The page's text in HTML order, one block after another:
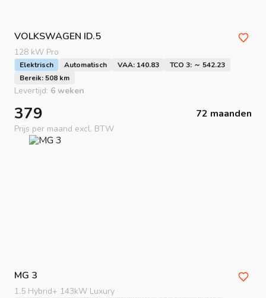
VOLKSWAGEN ID.5
128 kW Pro
Elektrisch Automatisch VAA: 140.83
TCO 3: ～ 542.23
Bereik: 508 km
Levertijd: 6 weken
379 72 maanden
Prijs per maand excl. BTW
MG 3
1.5 Hybrid+ 143kW Luxury